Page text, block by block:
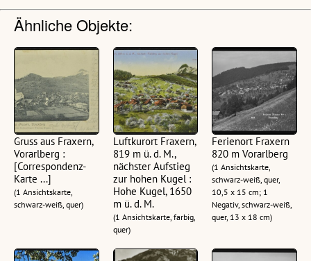
Ähnliche Objekte:
Gruss aus Fraxern,
Vorarlberg :
[Correspondenz-
Karte ...]
(1 Ansichtskarte,
schwarz-weiß, quer)
Luftkurort Fraxern,
819 m ü. d. M.,
nächster Aufstieg
zur hohen Kugel :
Hohe Kugel, 1650
m ü. d. M.
(1 Ansichtskarte, farbig,
quer)
Ferienort Fraxern
820 m Vorarlberg
(1 Ansichtskarte,
schwarz-weiß, quer,
10,5 x 15 cm; 1
Negativ, schwarz-weiß,
quer, 13 x 18 cm)